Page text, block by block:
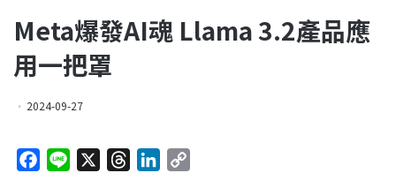
Meta爆發AI魂 Llama 3.2產品應
用一把罩
2024-09-27